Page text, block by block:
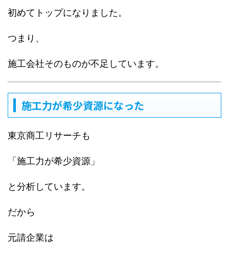
初めてトップになりました。
つまり、
施工会社そのものが不足しています。
施工力が希少資源になった
東京商工リサーチも
「施工力が希少資源」
と分析しています。
だから
元請企業は